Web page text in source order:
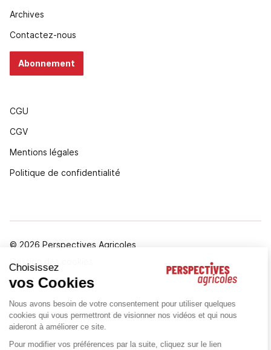
Archives
Contactez-nous
Abonnement
CGU
CGV
Mentions légales
Politique de confidentialité
© 2026 Perspectives Agricoles
Gestion des cookies